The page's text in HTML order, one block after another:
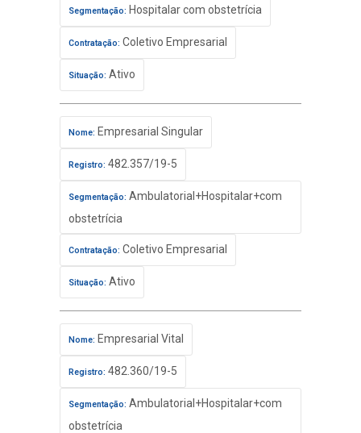
Segmentação: Hospitalar com obstetrícia
Contratação: Coletivo Empresarial
Situação: Ativo
Nome: Empresarial Singular
Registro: 482.357/19-5
Segmentação: Ambulatorial+Hospitalar+com
obstetrícia
Contratação: Coletivo Empresarial
Situação: Ativo
Nome: Empresarial Vital
Registro: 482.360/19-5
Segmentação: Ambulatorial+Hospitalar+com
obstetrícia